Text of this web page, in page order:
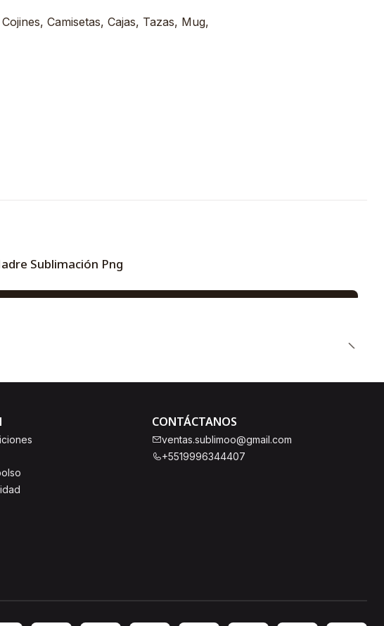
Camisetas, Cajas, Tazas, Mug,
Sublimación Png
CONTÁCTANOS
ventas.sublimoo@gmail.com
+5519996344407